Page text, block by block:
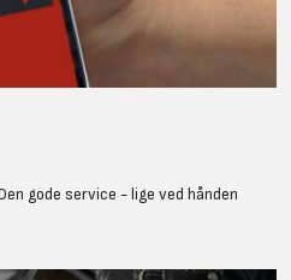
gode service - lige ved hånden